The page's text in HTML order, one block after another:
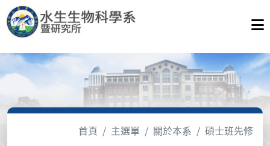
首頁 主選單 關於本系 碩士班先修